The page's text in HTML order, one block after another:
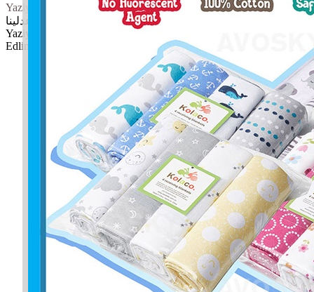
Yaziyah Edlina
يازيه عدلينا
Yaziyah: Mudah, senang
Edlina: Keadilan kita
✚ Baju Baby Custom Nama 'Yaziyah Edlina'